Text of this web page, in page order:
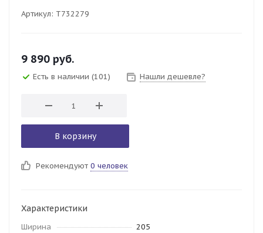
Артикул: T732279
9 890 руб.
Есть в наличии (101) Нашли дешевле?
В корзину
Рекомендуют 0 человек
Характеристики
Ширина
205